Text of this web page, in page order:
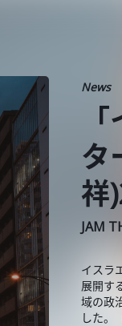
News
タ
祥
JAM
イスラ
展開す
域の政
した。